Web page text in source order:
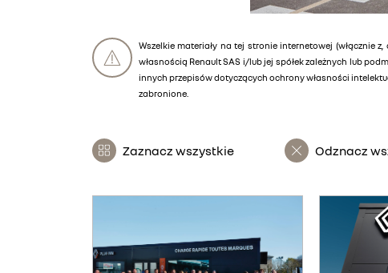
Wszelkie materiały na tej stronie internetowej (włącznie
własnością Renault SAS i/lub jej spółek zależnych lub
innych przepisów dotyczących ochrony własności
zabronione.
Zaznacz wszystkie Odznacz